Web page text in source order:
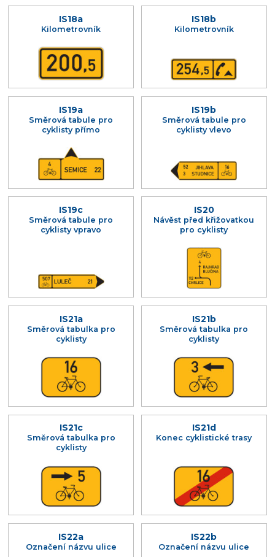
IS18a
Kilometrovník
IS18b
Kilometrovník
IS19a
Směrová tabule pro
cyklisty přímo
IS19b
Směrová tabule pro
cyklisty vlevo
IS19c
Směrová tabule pro
cyklisty vpravo
IS20
Návěst před křižovatkou
pro cyklisty
IS21a
Směrová tabulka pro
cyklisty
IS21b
Směrová tabulka pro
cyklisty
IS21c
Směrová tabulka pro
cyklisty
IS21d
Konec cyklistické trasy
IS22a
Označení názvu ulice
IS22b
Označení názvu ulice